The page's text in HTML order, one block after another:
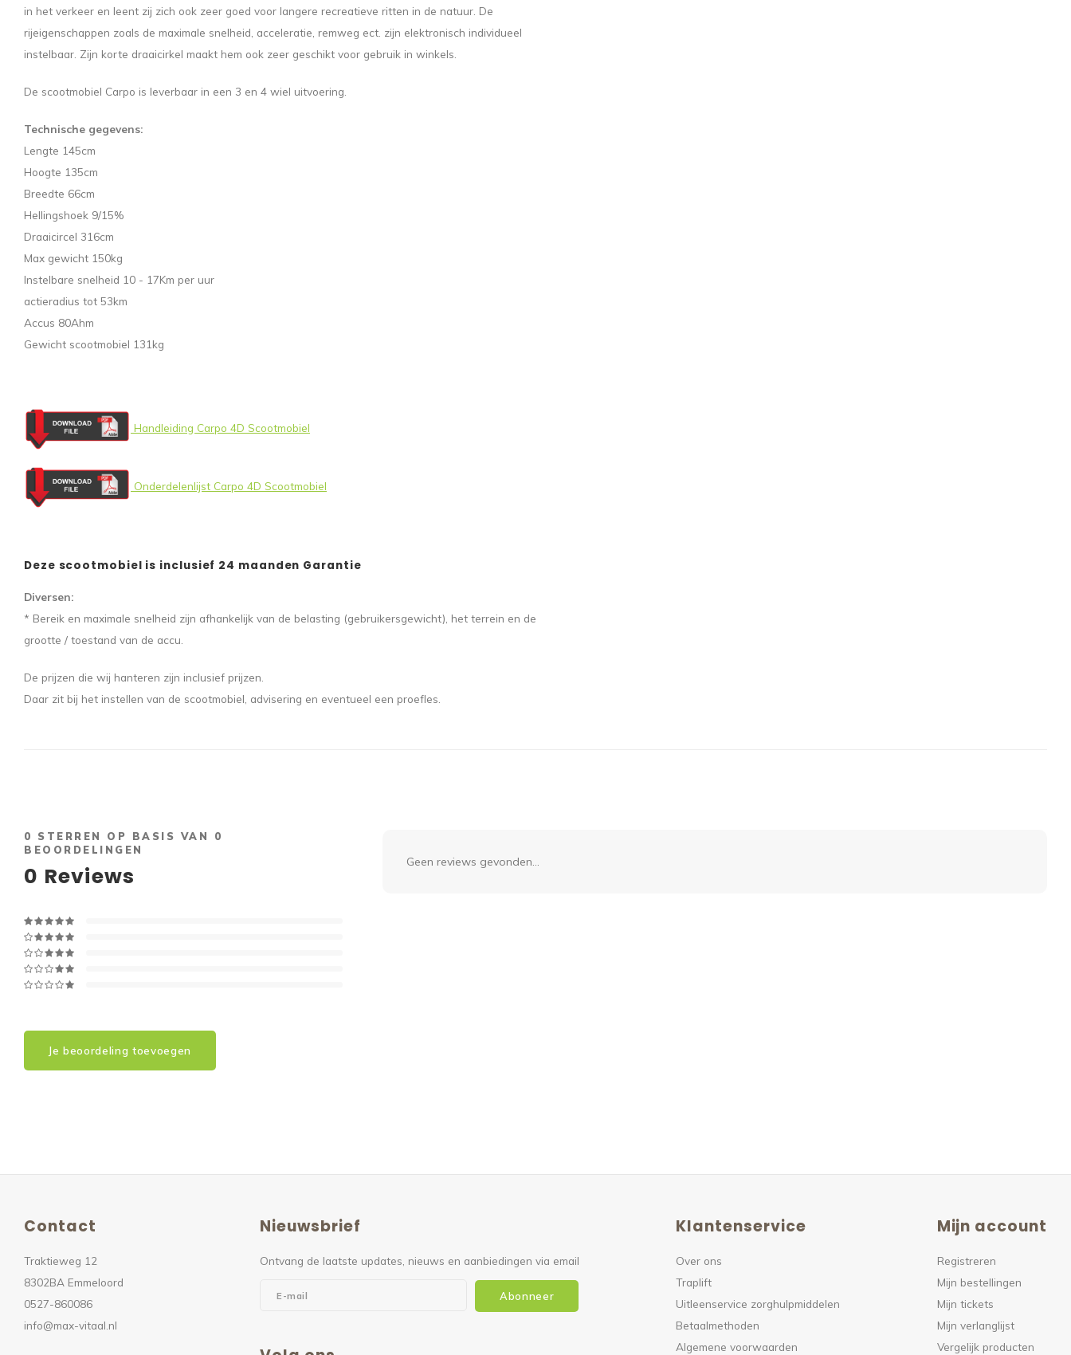
in het verkeer en leent zij zich ook zeer goed voor langere recreatieve ritten in de natuur. De
rijeigenschappen zoals de maximale snelheid, acceleratie, remweg ect. zijn elektronisch individueel
instelbaar. Zijn korte draaicirkel maakt hem ook zeer geschikt voor gebruik in winkels.
De scootmobiel Carpo is leverbaar in een 3 en 4 wiel uitvoering.
Technische gegevens:
Lengte 145cm
Hoogte 135cm
Breedte 66cm
Hellingshoek 9/15%
Draaicircel 316cm
Max gewicht 150kg
Instelbare snelheid 10 - 17Km per uur
actieradius tot 53km
Accus 80Ahm
Gewicht scootmobiel 131kg
Handleiding Carpo 4D Scootmobiel
Onderdelenlijst Carpo 4D Scootmobiel
Deze scootmobiel is inclusief 24 maanden Garantie
Diversen:
* Bereik en maximale snelheid zijn afhankelijk van de belasting (gebruikersgewicht), het terrein en de
grootte / toestand van de accu.
De prijzen die wij hanteren zijn inclusief prijzen.
Daar zit bij het instellen van de scootmobiel, advisering en eventueel een proefles.
0 STERREN OP BASIS VAN 0
BEOORDELINGEN
0 Reviews
Je beoordeling toevoegen
Geen reviews gevonden...
Contact
Traktieweg 12
8302BA Emmeloord
0527-860086
info@max-vitaal.nl
Nieuwsbrief
Ontvang de laatste updates, nieuws en aanbiedingen via email
Abonneer
Klantenservice
Over ons
Traplift
Uitleenservice zorghulpmiddelen
Betaalmethoden
Algemene voorwaarden
Mijn account
Registreren
Mijn bestellingen
Mijn tickets
Mijn verlanglijst
Vergelijk producten